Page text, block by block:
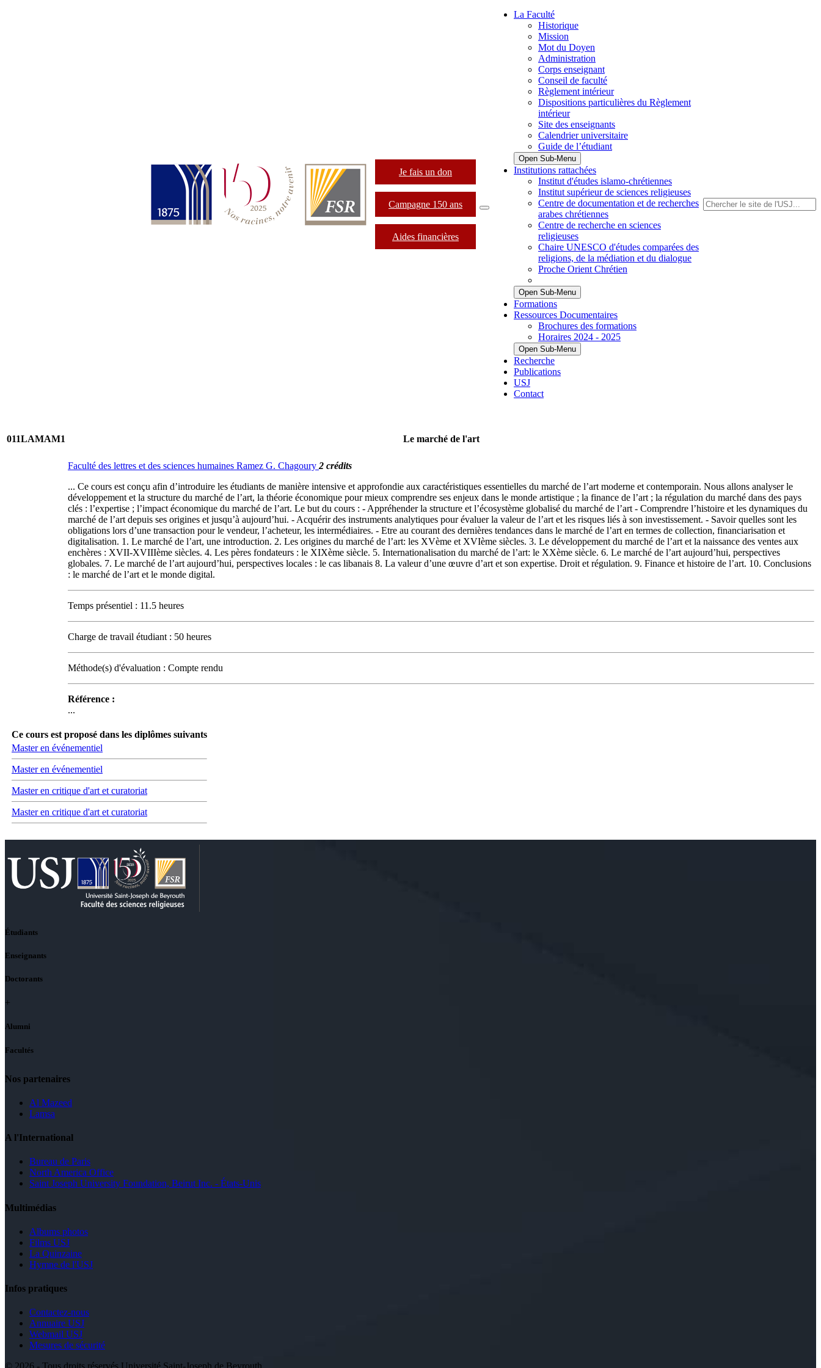
Je fais un don
Campagne 150 ans
Aides financières
La Faculté
Historique
Mission
Mot du Doyen
Administration
Corps enseignant
Conseil de faculté
Règlement intérieur
Dispositions particulières du Règlement
intérieur
Site des enseignants
Calendrier universitaire
Guide de l’étudiant
Open Sub-Menu
Institutions rattachées
Institut d'études islamo-chrétiennes
Institut supérieur de sciences religieuses
Centre de documentation et de recherches
arabes chrétiennes
Centre de recherche en sciences
religieuses
Chaire UNESCO d'études comparées des
religions, de la médiation et du dialogue
Proche Orient Chrétien
Open Sub-Menu
Formations
Ressources Documentaires
Brochures des formations
Horaires 2024 - 2025
Open Sub-Menu
Recherche
Publications
USJ
Contact
011LAMAM1 Le marché de l'art
Faculté des lettres et des sciences humaines Ramez G. Chagoury 2 crédits
... Ce cours est conçu afin d’introduire les étudiants de manière intensive et approfondie aux caractéristiques essentielles du marché de l’art moderne et contemporain. Nous allons analyser le
développement et la structure du marché de l’art, la théorie économique pour mieux comprendre ses enjeux dans le monde artistique ; la finance de l’art ; la régulation du marché dans des pays
clés : l’expertise ; l’impact économique du marché de l’art. Le but du cours : - Appréhender la structure et l’écosystème globalisé du marché de l’art - Comprendre l’histoire et les dynamiques du
marché de l’art depuis ses origines et jusqu’à aujourd’hui. - Acquérir des instruments analytiques pour évaluer la valeur de l’art et les risques liés à son investissement. - Savoir quelles sont les
obligations lors d’une transaction pour le vendeur, l’acheteur, les intermédiaires. - Etre au courant des dernières tendances dans le marché de l’art en termes de collection, financiarisation et
digitalisation. 1. Le marché de l’art, une introduction. 2. Les origines du marché de l’art: les XVème et XVIème siècles. 3. Le développement du marché de l’art et la naissance des ventes aux
enchères : XVII-XVIIIème siècles. 4. Les pères fondateurs : le XIXème siècle. 5. Internationalisation du marché de l’art: le XXème siècle. 6. Le marché de l’art aujourd’hui, perspectives
globales. 7. Le marché de l’art aujourd’hui, perspectives locales : le cas libanais 8. La valeur d’une œuvre d’art et son expertise. Droit et régulation. 9. Finance et histoire de l’art. 10. Conclusions
: le marché de l’art et le monde digital.
Temps présentiel : 11.5 heures
Charge de travail étudiant : 50 heures
Méthode(s) d'évaluation : Compte rendu
Référence :
...
Ce cours est proposé dans les diplômes suivants
Master en événementiel
Master en événementiel
Master en critique d'art et curatoriat
Master en critique d'art et curatoriat
Étudiants
Enseignants
Doctorants
+
Alumni
Facultés
Nos partenaires
Al Mazeed
Lamsa
A l'International
Bureau de Paris
North America Office
Saint Joseph University Foundation, Beirut Inc. - États-Unis
Multimédias
Albums photos
Films USJ
La Quinzaine
Hymne de l'USJ
Infos pratiques
Contactez-nous
Annuaire USJ
Webmail USJ
Mesures de sécurité